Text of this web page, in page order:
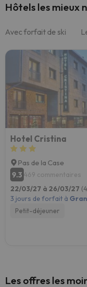
Hôtels les mieux
Avec forfait de ski
Hotel Cristina
Pas de la Case
9.3 469 commentaires
22/03/27 à 26/03/27
3 jours de forfait à
Petit-déjeuner
Les offres les